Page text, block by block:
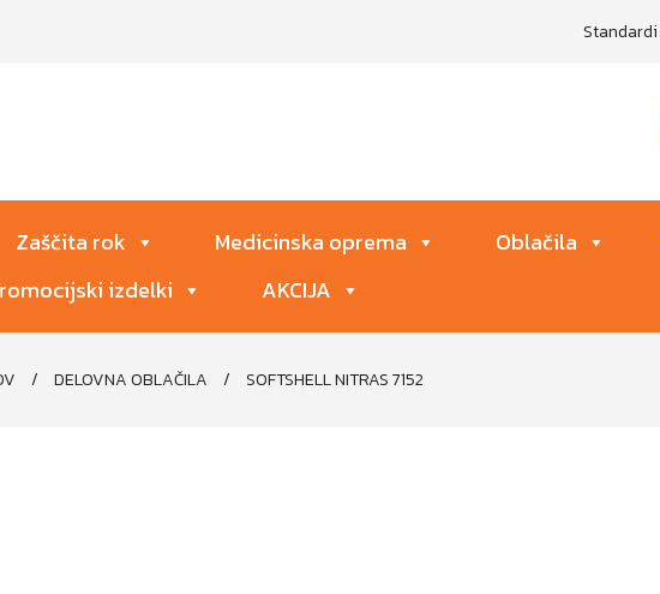
Standardi
Zaščita rok Medicinska oprema Oblačila
izdelki
AKCIJA
/ DELOVNA OBLAČILA / SOFTSHELL NITRAS 7152